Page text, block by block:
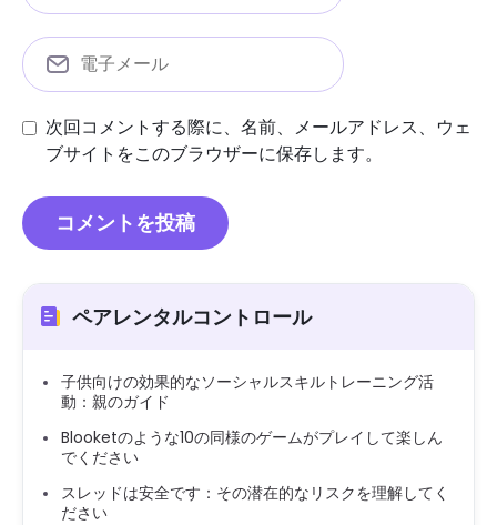
次回コメントする際に、名前、メールアドレス、ウェ
ブサイトをこのブラウザーに保存します。
ペアレンタルコントロール
子供向けの効果的なソーシャルスキルトレーニング活
動：親のガイド
Blooketのような10の同様のゲームがプレイして楽しん
でください
スレッドは安全です：その潜在的なリスクを理解してく
ださい